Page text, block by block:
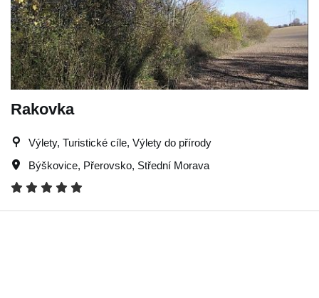
Rakovka
Výlety, Turistické cíle, Výlety do přírody
Býškovice, Přerovsko, Střední Morava